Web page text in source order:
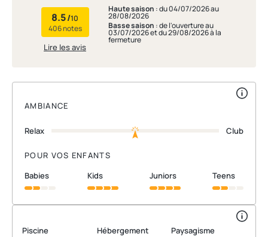
8.5/10
406 notes
Lire les avis
Haute saison : du 04/07/2026 au
28/08/2026
Basse saison : de l'ouverture au
03/07/2026 et du 29/08/2026 à la
fermeture
AMBIANCE
Relax Club
POUR VOS ENFANTS
babies
kids juniors teens
Piscine Hébergement Paysagisme